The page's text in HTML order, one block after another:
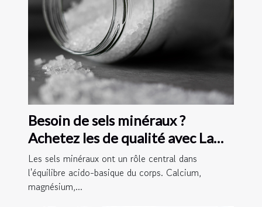
Besoin de sels minéraux ?
Achetez les de qualité avec La
Vie et la Santé Naturelles !
Les sels minéraux ont un rôle central dans
l'équilibre acido-basique du corps. Calcium,
magnésium,...